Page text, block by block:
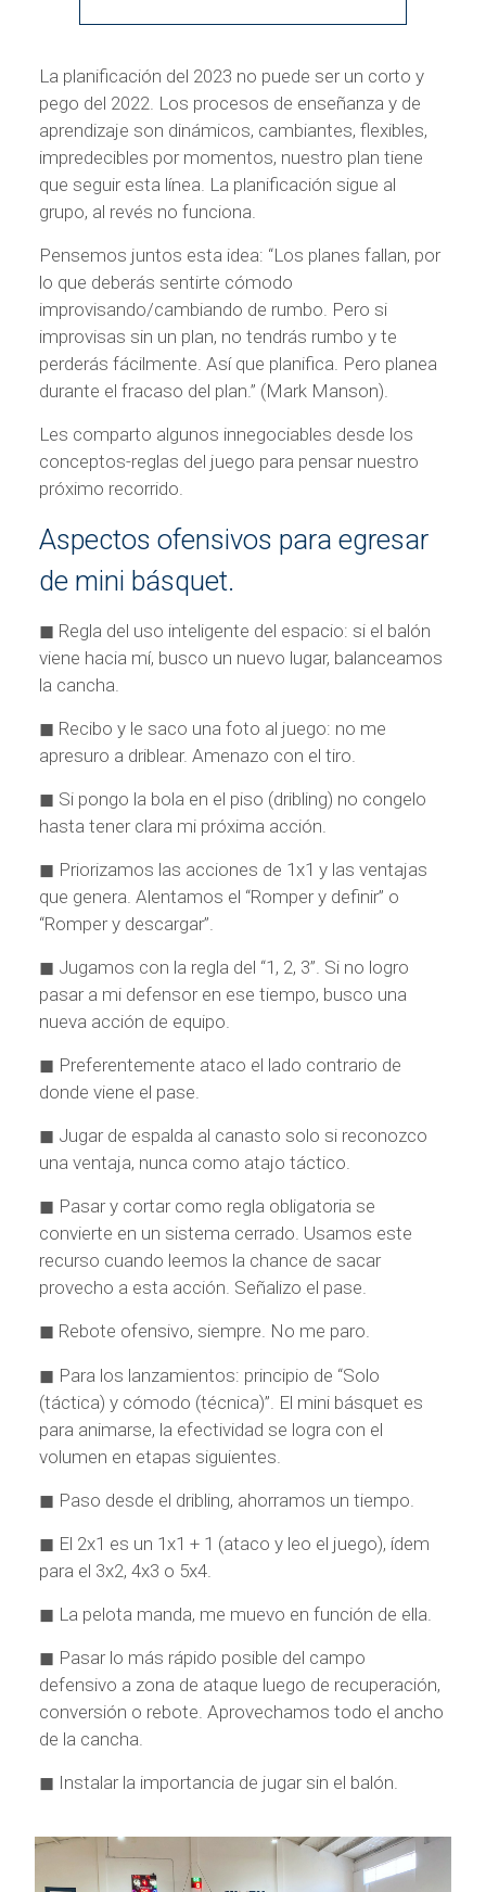
La planificación del 2023 no puede ser un corto y
pego del 2022. Los procesos de enseñanza y de
aprendizaje son dinámicos, cambiantes, flexibles,
impredecibles por momentos, nuestro plan tiene
que seguir esta línea. La planificación sigue al
grupo, al revés no funciona.
Pensemos juntos esta idea: “Los planes fallan, por
lo que deberás sentirte cómodo
improvisando/cambiando de rumbo. Pero si
improvisas sin un plan, no tendrás rumbo y te
perderás fácilmente. Así que planifica. Pero planea
durante el fracaso del plan.” (Mark Manson).
Les comparto algunos innegociables desde los
conceptos-reglas del juego para pensar nuestro
próximo recorrido.
Aspectos ofensivos para egresar
de mini básquet.
◼ Regla del uso inteligente del espacio: si el balón
viene hacia mí, busco un nuevo lugar, balanceamos
la cancha.
◼ Recibo y le saco una foto al juego: no me
apresuro a driblear. Amenazo con el tiro.
◼ Si pongo la bola en el piso (dribling) no congelo
hasta tener clara mi próxima acción.
◼ Priorizamos las acciones de 1x1 y las ventajas
que genera. Alentamos el “Romper y definir” o
“Romper y descargar”.
◼ Jugamos con la regla del “1, 2, 3”. Si no logro
pasar a mi defensor en ese tiempo, busco una
nueva acción de equipo.
◼ Preferentemente ataco el lado contrario de
donde viene el pase.
◼ Jugar de espalda al canasto solo si reconozco
una ventaja, nunca como atajo táctico.
◼ Pasar y cortar como regla obligatoria se
convierte en un sistema cerrado. Usamos este
recurso cuando leemos la chance de sacar
provecho a esta acción. Señalizo el pase.
◼ Rebote ofensivo, siempre. No me paro.
◼ Para los lanzamientos: principio de “Solo
(táctica) y cómodo (técnica)”. El mini básquet es
para animarse, la efectividad se logra con el
volumen en etapas siguientes.
◼ Paso desde el dribling, ahorramos un tiempo.
◼ El 2x1 es un 1x1 + 1 (ataco y leo el juego), ídem
para el 3x2, 4x3 o 5x4.
◼ La pelota manda, me muevo en función de ella.
◼ Pasar lo más rápido posible del campo
defensivo a zona de ataque luego de recuperación,
conversión o rebote. Aprovechamos todo el ancho
de la cancha.
◼ Instalar la importancia de jugar sin el balón.